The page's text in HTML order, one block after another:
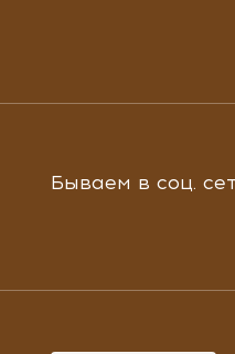
Бываем в соц.